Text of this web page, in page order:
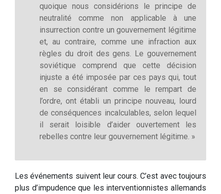
quoique nous considérions le principe de
neutralité comme non applicable à une
insurrection contre un gouvernement légitime
et, au contraire, comme une infraction aux
règles du droit des gens. Le gouvernement
soviétique comprend que cette décision
injuste a été imposée par ces pays qui, tout
en se considérant comme le rempart de
l’ordre, ont établi un principe nouveau, lourd
de conséquences incalculables, selon lequel
il serait loisible d’aider ouvertement les
rebelles contre leur gouvernement légitime. »
Les événements suivent leur cours. C’est avec toujours
plus d’impudence que les interventionnistes allemands